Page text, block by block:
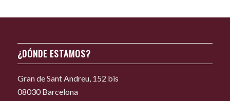
¿DÓNDE ESTAMOS?
Gran de Sant Andreu, 152 bis
08030 Barcelona